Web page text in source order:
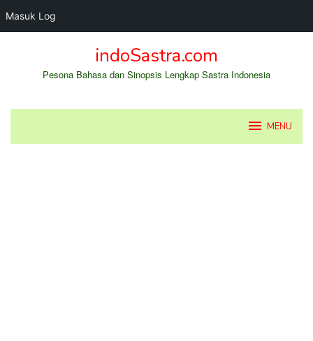
Masuk Log
indoSastra.com
Pesona Bahasa dan Sinopsis Lengkap Sastra Indonesia
MENU